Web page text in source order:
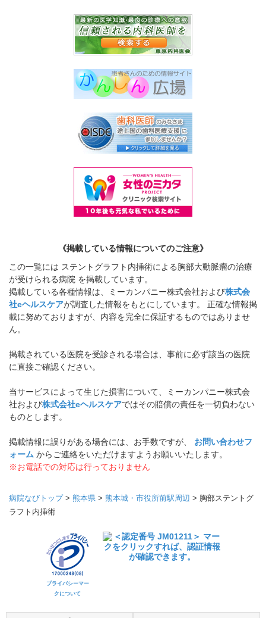
《掲載している情報についてのご注意》
この一覧には ステントグラフト内挿術による胸部大動脈瘤の治療
が受けられる病院 を掲載しています。
掲載している各種情報は、ミーカンパニー株式会社および株式会
社eヘルスケアが調査した情報をもとにしています。 正確な情報掲
載に努めておりますが、内容を完全に保証するものではありませ
ん。
掲載されている医院を受診される場合は、事前に必ず該当の医院
に直接ご確認ください。
当サービスによって生じた損害について、ミーカンパニー株式会
社および株式会社eヘルスケアではその賠償の責任を一切負わない
ものとします。
掲載情報に誤りがある場合には、お手数ですが、 お問い合わせフ
ォーム からご連絡をいただけますようお願いいたします。
※お電話での対応は行っておりません
病院なびトップ> 熊本県 > 熊本城・市役所前駅周辺 > 胸部ステントグ
ラフト内挿術
プライバシーマー
クについて